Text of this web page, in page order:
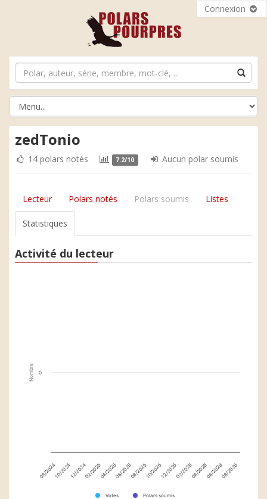
Connexion
zedTonio
14 polars notés 7.2/10 Aucun polar soumis
Lecteur Polars notés Polars soumis Listes
Statistiques
Activité du lecteur
Nombre
Votes Polars soumis
08/202410/202412/202402/202504/202506/202508/202510/202512/202502/202604/202606/202608/2026
0